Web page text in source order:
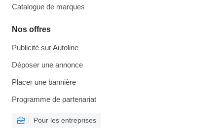
Catalogue de marques
Nos offres
Publicité sur Autoline
Déposer une annonce
Placer une bannière
Programme de partenariat
Pour les entreprises